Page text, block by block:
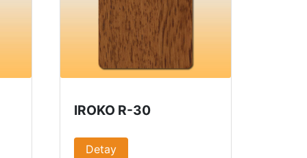
IROKO R-30
Detay